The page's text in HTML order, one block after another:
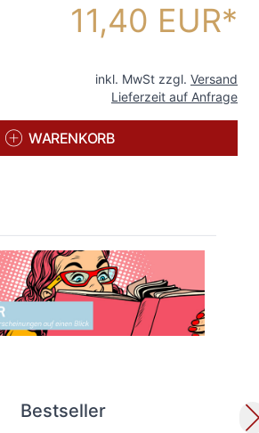
11,40 EUR
inkl. MwSt zzgl. Versand
Lieferzeit auf Anfrage
WARENKORB
Bestseller